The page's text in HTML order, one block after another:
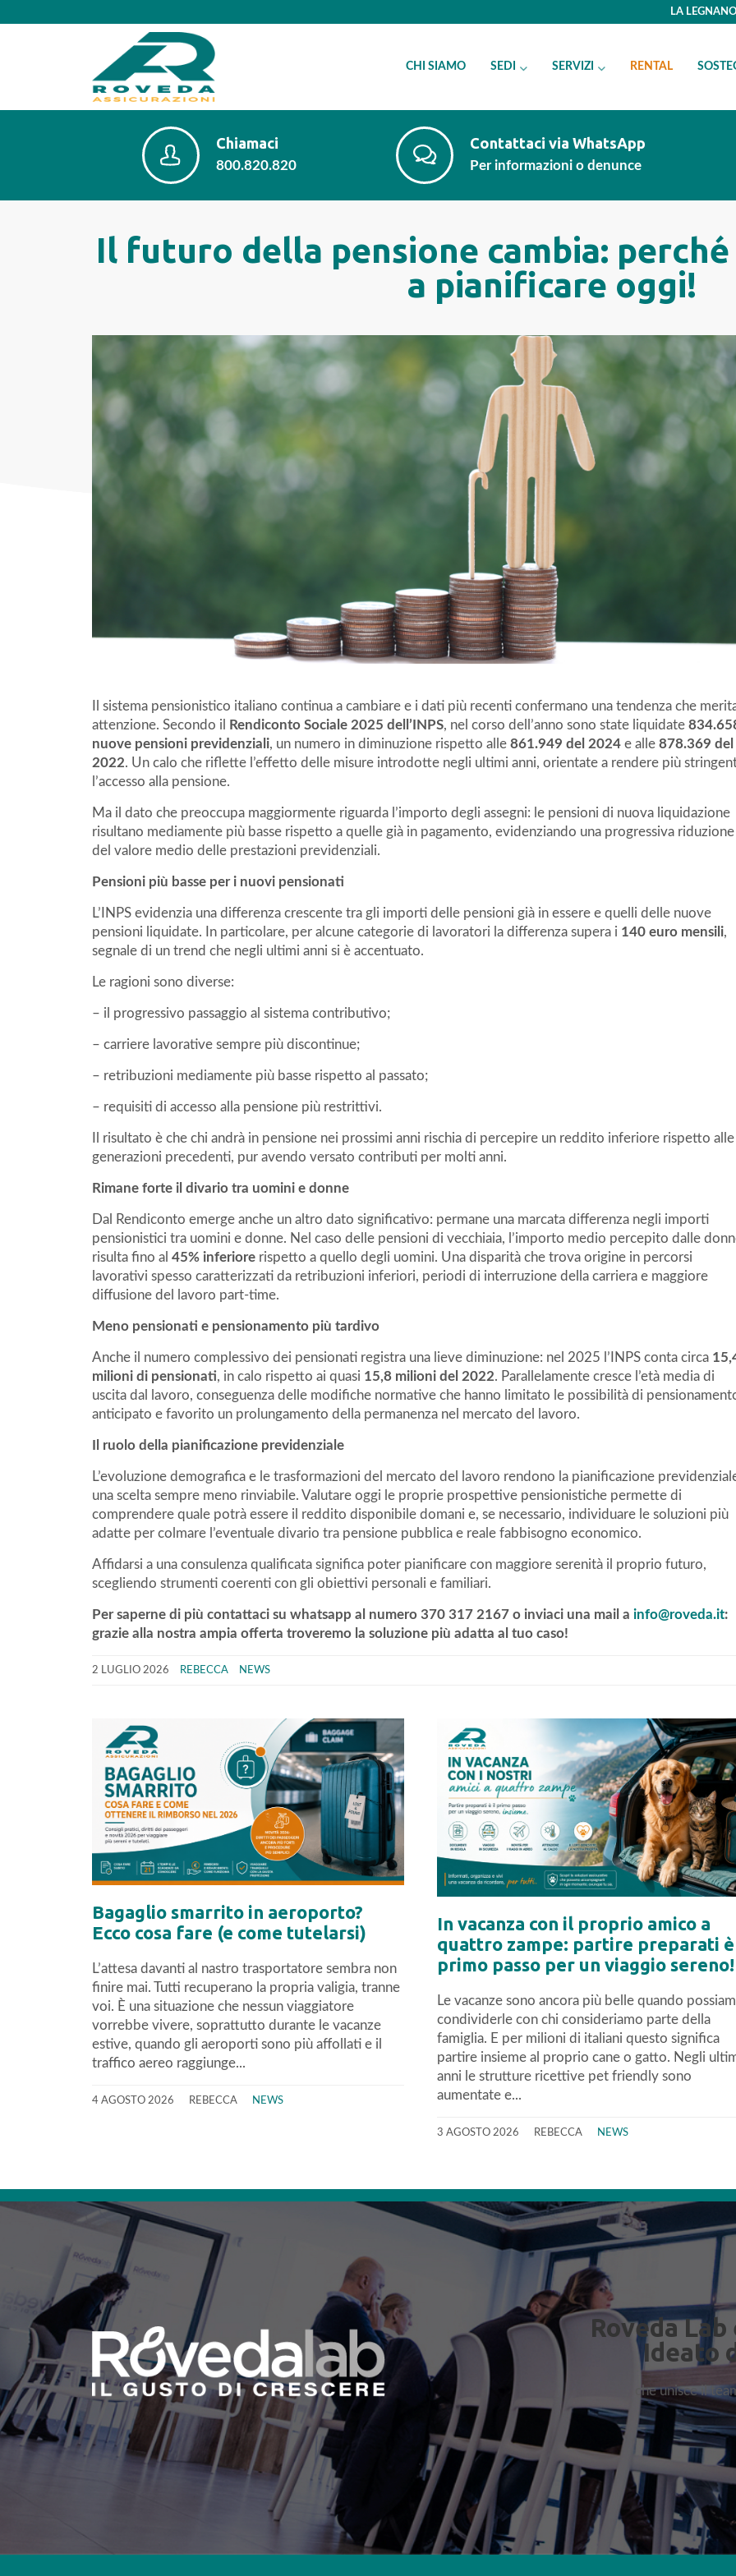
LA
CHI SIAMO SEDI SERVIZI RENTAL
Chiamaci
800.820.820
Contattaci via WhatsApp
Per informazioni o denunce
Il futuro della pensione cambia:
a pianificare oggi!
Il sistema pensionistico italiano continua a cambiare e i dati più recenti confermano una tendenza che
attenzione. Secondo il
Rendiconto Sociale 2025 dell’INPS, nel corso dell’anno sono state liquidate
nuove pensioni previdenziali, un numero in diminuzione rispetto alle 861.949 del 2024 e alle 878.369 del
2022. Un calo che riflette l’effetto delle misure introdotte negli ultimi anni, orientate a rendere più
l’accesso alla pensione.
Ma il dato che preoccupa maggiormente riguarda l’importo degli assegni: le pensioni di nuova liquidazione
risultano mediamente più basse rispetto a quelle già in pagamento, evidenziando una progressiva riduzione
del valore medio delle prestazioni previdenziali.
Pensioni più basse per i nuovi pensionati
L’INPS evidenzia una differenza crescente tra gli importi delle pensioni già in essere e quelli delle nuove
pensioni liquidate. In particolare, per alcune categorie di lavoratori la differenza supera i 140 euro mensili,
segnale di un trend che negli ultimi anni si è accentuato.
Le ragioni sono diverse:
– il progressivo passaggio al sistema contributivo;
– carriere lavorative sempre più discontinue;
– retribuzioni mediamente più basse rispetto al passato;
– requisiti di accesso alla pensione più restrittivi.
Il risultato è che chi andrà in pensione nei prossimi anni rischia di percepire un reddito inferiore rispetto alle
generazioni precedenti, pur avendo versato contributi per molti anni.
Rimane forte il divario tra uomini e donne
Dal Rendiconto emerge anche un altro dato significativo: permane una marcata differenza negli importi
pensionistici tra uomini e donne. Nel caso delle pensioni di vecchiaia, l’importo medio percepito dalle
risulta fino al 45% inferiore rispetto a quello degli uomini. Una disparità che trova origine in percorsi
lavorativi spesso caratterizzati da retribuzioni inferiori, periodi di interruzione della carriera e maggiore
diffusione del lavoro part-time.
Meno pensionati e pensionamento più tardivo
Anche il numero complessivo dei pensionati registra una lieve diminuzione: nel 2025 l’INPS conta circa
milioni di pensionati, in calo rispetto ai quasi 15,8 milioni del 2022. Parallelamente cresce l’età media di
uscita dal lavoro, conseguenza delle modifiche normative che hanno limitato le possibilità di
anticipato e favorito un prolungamento della permanenza nel mercato del lavoro.
Il ruolo della pianificazione previdenziale
L’evoluzione demografica e le trasformazioni del mercato del lavoro rendono la pianificazione
una scelta sempre meno rinviabile. Valutare oggi le proprie prospettive pensionistiche permette di
comprendere quale potrà essere il reddito disponibile domani e, se necessario, individuare le soluzioni più
adatte per colmare l’eventuale divario tra pensione pubblica e reale fabbisogno economico.
Affidarsi a una consulenza qualificata significa poter pianificare con maggiore serenità il proprio futuro,
scegliendo strumenti coerenti con gli obiettivi personali e familiari.
Per saperne di più contattaci su whatsapp al numero 370 317 2167 o inviaci una mail a info@roveda.it:
grazie alla nostra ampia offerta troveremo la soluzione più adatta al tuo caso!
2 LUGLIO 2026 REBECCA NEWS
Bagaglio smarrito in aeroporto?
Ecco cosa fare (e come tutelarsi)
L’attesa davanti al nastro trasportatore sembra non
finire mai. Tutti recuperano la propria valigia, tranne
voi. È una situazione che nessun viaggiatore
vorrebbe vivere, soprattutto durante le vacanze
estive, quando gli aeroporti sono più affollati e il
traffico aereo raggiunge...
4 AGOSTO 2026 REBECCA NEWS
In vacanza con il proprio amico a
quattro zampe: partire preparati
primo passo per un viaggio sereno!
Le vacanze sono ancora più belle quando
condividerle con chi consideriamo parte della
famiglia. E per milioni di italiani questo significa
partire insieme al proprio cane o gatto. Negli
anni le strutture ricettive pet friendly sono
aumentate e...
3 AGOSTO 2026 REBECCA NEWS
Roveda
Ideato
che unisce il